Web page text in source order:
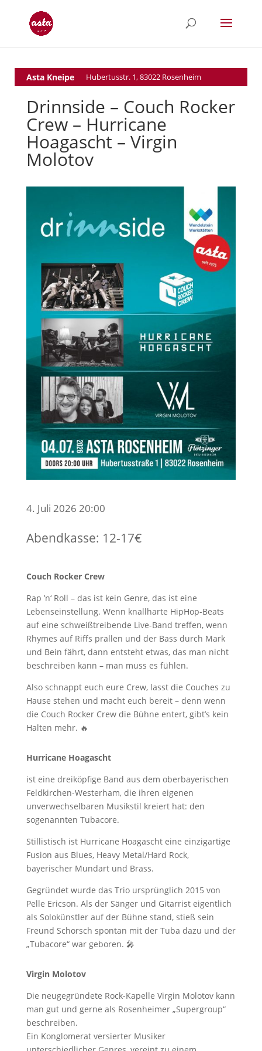
Asta Kneipe Hubertusstr. 1, 83022 Rosenheim
Drinnside – Couch Rocker
Crew – Hurricane
Hoagascht – Virgin
Molotov
4. Juli 2026 20:00
Abendkasse: 12-17€
Couch Rocker Crew
Rap ’n‘ Roll – das ist kein Genre, das ist eine
Lebenseinstellung. Wenn knallharte HipHop-Beats
auf eine schweißtreibende Live-Band treffen, wenn
Rhymes auf Riffs prallen und der Bass durch Mark
und Bein fährt, dann entsteht etwas, das man nicht
beschreiben kann – man muss es fühlen.
Also schnappt euch eure Crew, lasst die Couches zu
Hause stehen und macht euch bereit – denn wenn
die Couch Rocker Crew die Bühne entert, gibt’s kein
Halten mehr. 🔥
Hurricane Hoagascht
ist eine dreiköpfige Band aus dem oberbayerischen
Feldkirchen-Westerham, die ihren eigenen
unverwechselbaren Musikstil kreiert hat: den
sogenannten Tubacore.
Stillistisch ist Hurricane Hoagascht eine einzigartige
Fusion aus Blues, Heavy Metal/Hard Rock,
bayerischer Mundart und Brass.
Gegründet wurde das Trio ursprünglich 2015 von
Pelle Ericson. Als der Sänger und Gitarrist eigentlich
als Solokünstler auf der Bühne stand, stieß sein
Freund Schorsch spontan mit der Tuba dazu und der
„Tubacore“ war geboren. 🎤
Virgin Molotov
Die neugegründete Rock-Kapelle Virgin Molotov kann
man gut und gerne als Rosenheimer „Supergroup“
beschreiben.
Ein Konglomerat versierter Musiker